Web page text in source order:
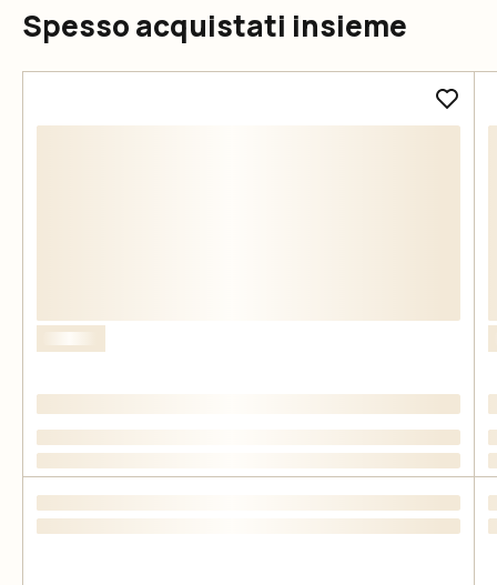
Spesso acquistati insieme